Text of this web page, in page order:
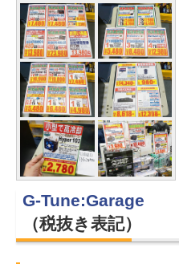
G-Tune:Garage
（税抜き表記）